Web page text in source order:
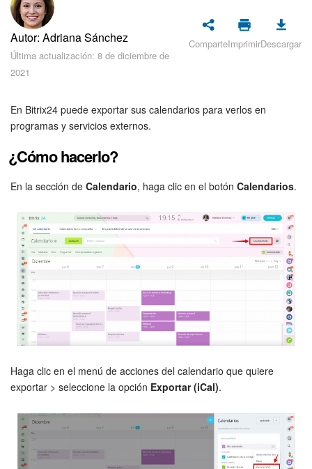
Seguridad
Planes y pagos
Feed
Calendario
Bitrix24 Drive
Grupos de trabajo
Tareas
Proyectos con IA
CoPilot - IA en Bitrix24
CRM
Autor: Adriana Sánchez
Última actualización: 8 de diciembre de
2021
ComparteImprimirDescargar
En Bitrix24 puede exportar sus calendarios para verlos en
programas y servicios externos.
¿Cómo hacerlo?
En la sección de Calendario, haga clic en el botón Calendarios.
Haga clic en el menú de acciones del calendario que quiere
exportar > seleccione la opción Exportar (iCal).